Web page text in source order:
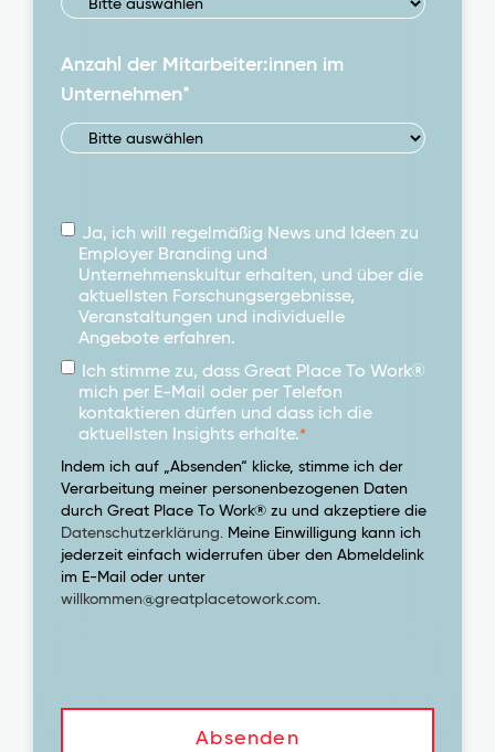
Anzahl der Mitarbeiter:innen im
Unternehmen*
Ja, ich will regelmäßig News und Ideen zu
Employer Branding und
Unternehmenskultur erhalten, und über die
aktuellsten Forschungsergebnisse,
Veranstaltungen und individuelle
Angebote erfahren.
Ich stimme zu, dass Great Place To Work®
mich per E-Mail oder per Telefon
kontaktieren dürfen und dass ich die
aktuellsten Insights erhalte.*
Indem ich auf „Absenden“ klicke, stimme ich der
Verarbeitung meiner personenbezogenen Daten
durch Great Place To Work® zu und akzeptiere die
Datenschutzerklärung. Meine Einwilligung kann ich
jederzeit einfach widerrufen über den Abmeldelink
im E-Mail oder unter
willkommen@greatplacetowork.com